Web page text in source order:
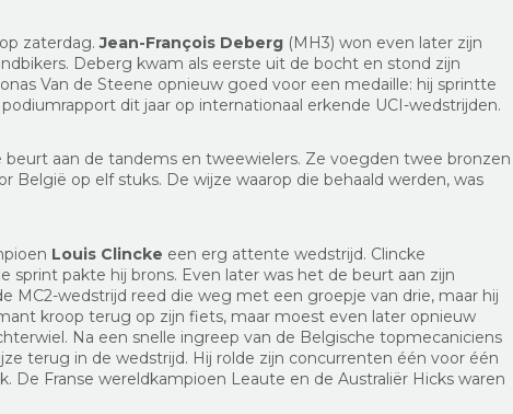
zaterdag.Jean-François Deberg (MH3) won even later zijn
Deberg kwam als eerste uit de bocht en stond zijn
Van de Steene opnieuw goed voor een medaille: hij sprintte
dit jaar op internationaal erkende UCI-wedstrijden.
aan de tandems en tweewielers. Ze voegden twee bronzen
België op elf stuks. De wijze waarop die behaald werden, was
Louis Clincke een erg attente wedstrijd. Clincke
sprint pakte hij brons. Even later was het de beurt aan zijn
MC2-wedstrijd reed die weg met een groepje van drie, maar hij
kroop terug op zijn fiets, maar moest even later opnieuw
Na een snelle ingreep van de Belgische topmecaniciens
terug in de wedstrijd. Hij rolde zijn concurrenten één voor één
De Franse wereldkampioen Leaute en de Australiër Hicks waren